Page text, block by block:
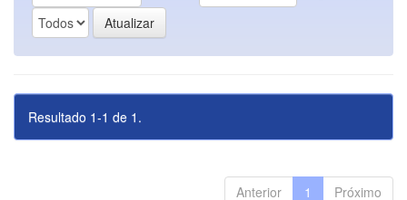
Resultado 1-1 de 1.
Anterior 1 Próximo